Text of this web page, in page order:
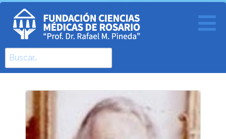
Buscar
Type 2 or more characters for results.